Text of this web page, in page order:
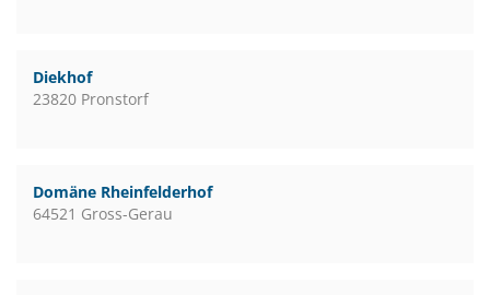
Diekhof
23820 Pronstorf
Domäne Rheinfelderhof
64521 Gross-Gerau